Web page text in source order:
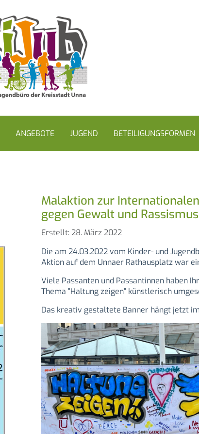
ANGEBOTE JUGEND BETEILIGUNGSFORMEN
Malaktion zur
gegen Gewalt und Rassismus
Details
Erstellt: 28. März 2022
Die am 24.03.2022 vom Kinder- und
Aktion auf dem Unnaer Rathausplatz war
Viele Passanten und Passantinnen haben
Thema "Haltung zeigen" künstlerisch
Das kreativ gestaltete Banner hängt jetzt